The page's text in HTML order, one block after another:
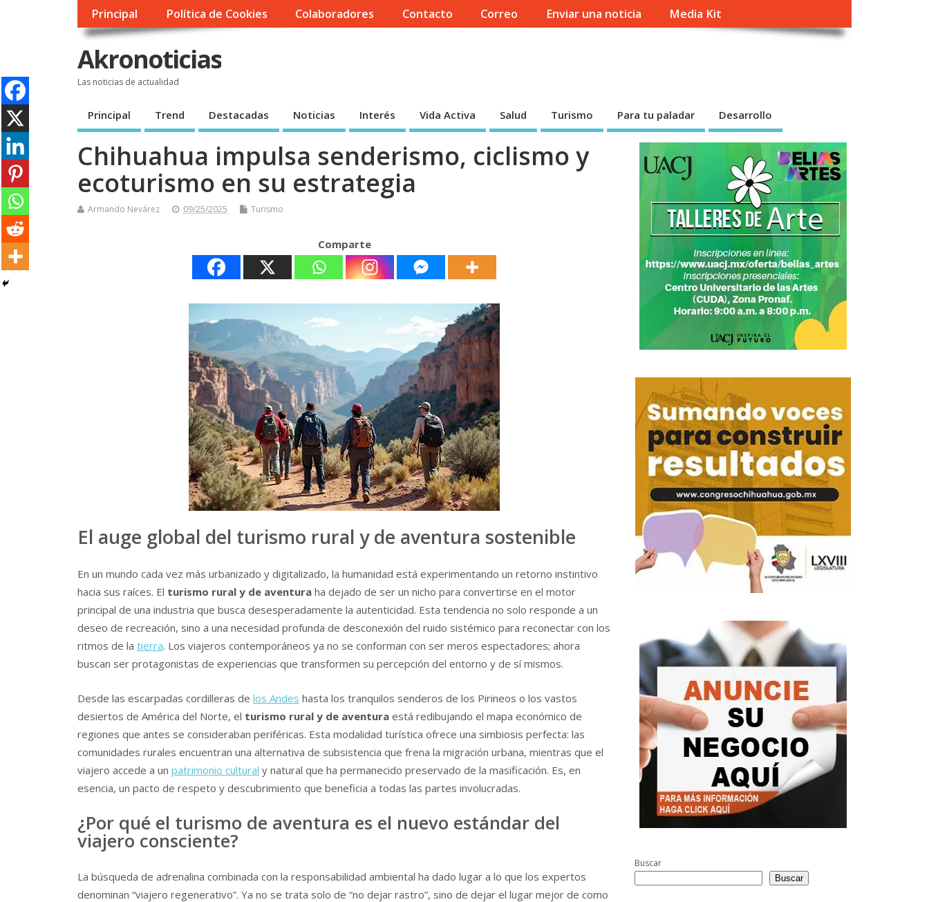
Principal Política de Cookies Colaboradores Contacto Correo Enviar una noticia Media Kit
Akronoticias
Las noticias de actualidad
Principal Trend Destacadas Noticias Interés Vida Activa Salud Turismo Para tu paladar Desarrollo
Chihuahua impulsa senderismo, ciclismo y
ecoturismo en su estrategia
Armando Nevárez 09/25/2025 Turismo
Comparte
El auge global del turismo rural y de aventura sostenible
En un mundo cada vez más urbanizado y digitalizado, la humanidad está experimentando un retorno instintivo
hacia sus raíces. El turismo rural y de aventura ha dejado de ser un nicho para convertirse en el motor
principal de una industria que busca desesperadamente la autenticidad. Esta tendencia no solo responde a un
deseo de recreación, sino a una necesidad profunda de desconexión del ruido sistémico para reconectar con los
ritmos de la tierra. Los viajeros contemporáneos ya no se conforman con ser meros espectadores; ahora
buscan ser protagonistas de experiencias que transformen su percepción del entorno y de sí mismos.
Desde las escarpadas cordilleras de los Andes hasta los tranquilos senderos de los Pirineos o los vastos
desiertos de América del Norte, el turismo rural y de aventura está redibujando el mapa económico de
regiones que antes se consideraban periféricas. Esta modalidad turística ofrece una simbiosis perfecta: las
comunidades rurales encuentran una alternativa de subsistencia que frena la migración urbana, mientras que el
viajero accede a un patrimonio cultural y natural que ha permanecido preservado de la masificación. Es, en
esencia, un pacto de respeto y descubrimiento que beneficia a todas las partes involucradas.
¿Por qué el turismo de aventura es el nuevo estándar del
viajero consciente?
La búsqueda de adrenalina combinada con la responsabilidad ambiental ha dado lugar a lo que los expertos
denominan “viajero regenerativo”. Ya no se trata solo de “no dejar rastro”, sino de dejar el lugar mejor de como
Buscar
Buscar